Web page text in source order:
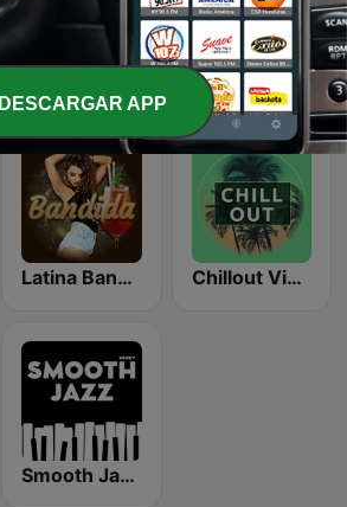
Classic Rock Station
Latina Bandida! Chillout Vibes
Smooth Jazz - Groov
DESCARGAR APP